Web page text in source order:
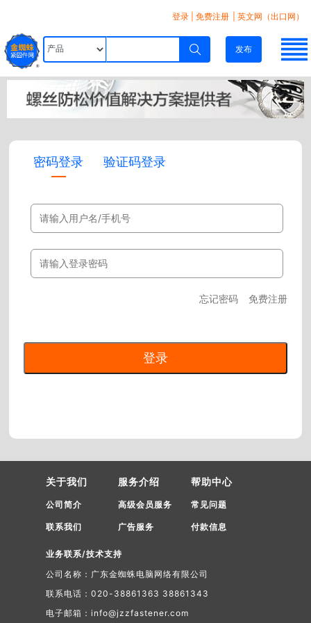
登录 免费注册 | 英文网（出口网）
发布
密码登录 验证码登录
忘记密码 免费注册
关于我们
公司简介
联系我们
服务介绍
高级会员服务
广告服务
帮助中心
常见问题
付款信息
业务联系/技术支持
公司名称：广东金蜘蛛电脑网络有限公司
联系电话：020-38861363 38861343
电子邮箱：info@jzzfastener.com